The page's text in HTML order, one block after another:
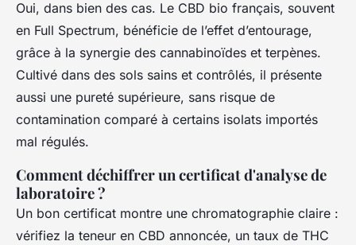
Oui, dans bien des cas. Le CBD bio français, souvent
en Full Spectrum, bénéficie de l’effet d’entourage,
grâce à la synergie des cannabinoïdes et terpènes.
Cultivé dans des sols sains et contrôlés, il présente
aussi une pureté supérieure, sans risque de
contamination comparé à certains isolats importés
mal régulés.
Comment déchiffrer un certificat d'analyse de
laboratoire ?
Un bon certificat montre une chromatographie claire :
vérifiez la teneur en CBD annoncée, un taux de THC